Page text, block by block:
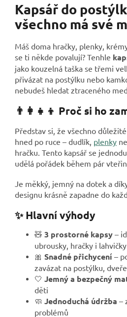
Kapsář do
všechno má své
Máš doma hračky, plenky,
se ti někde povalují? Tenhle
jako kouzelná taška se třemi
přivázat na postýlku nebo
nebudeš hledat ztraceného
👨‍👩‍👧‍👦 Proč si ho
Představ si, že všechno
hned po ruce – dudlík, plenky
hračku. Tento kapsář se
udělá pořádek během pár vteřin.
Je měkký, jemný na dotek a
designu krásně zapadne do
✨ Hlavní výhody
🧸 3 prostorné kapsy –
ubrousky, hračky i lahvičky
🎀 Snadné přichycení –
zavázat na postýlku,
🤍 Jemný a bezpečný
děti
🧼 Jednoduchá údržba –
problémů